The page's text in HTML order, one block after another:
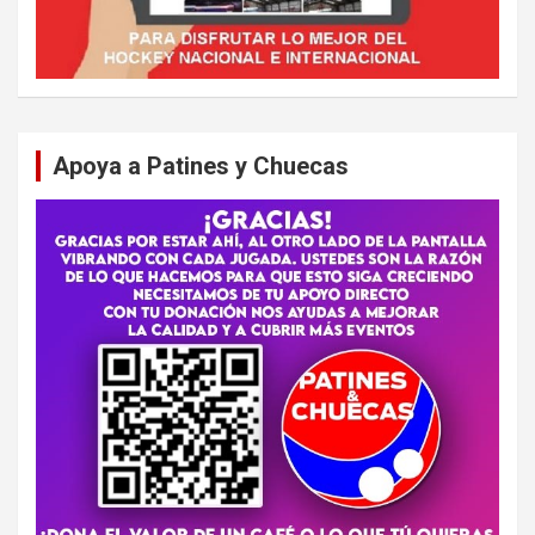
Apoya a Patines y Chuecas